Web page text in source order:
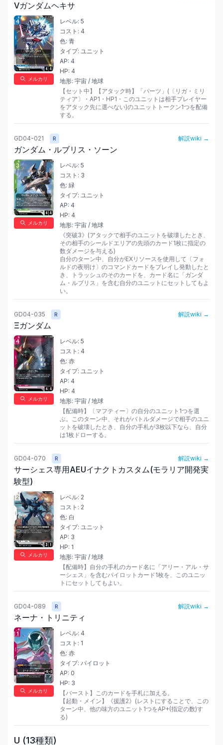
Vガンダムヘキサ
メルカリ
レベル: 5
コスト: 4
色: 青
タイプ: ユニット
AP: 4
HP: 4
地形: 宇宙 / 地球
【セット中】【アタック時】「パーツ」(〔リガ・ミリ
ティア〕・AP1・HP1・このユニットは相手プレイヤー
をアタック先に選べない)のユニットトークン1つを配備
する。
GD04-021 R 解説wiki →
ガンダム・ルブリス・ソーン
メルカリ
レベル: 5
コスト: 3
色: 緑
タイプ: ユニット
AP: 4
HP: 4
地形: 宇宙 / 地球
《突破3》(アタックで相手のユニットを破壊したとき、
その相手のシールドエリアの先頭のカード1枚に指定の
数ダメージを与える)
自分のターン中、自分がEXリソースを使用して〔フォ
ルドの夜明け〕のコマンドカードをプレイし発動したと
き、トラッシュのそのカードを、カード名に「ガンダ
ム・ルブリス」を含む自分のユニットにセットしてもよ
い。
GD04-035 R 解説wiki →
Ξガンダム
メルカリ
レベル: 5
コスト: 4
色: 赤
タイプ: ユニット
AP: 4
HP: 4
地形: 宇宙 / 地球
【配備時】〔マフティー〕の自分のユニット1つを選
ぶ。このターン中、それがバトルダメージで相手のユニ
ットを破壊したとき、自分の手札が3枚以下なら、自分
は1枚ドローする。
GD04-070 R 解説wiki →
サーシェス専用AEUイナクトカスタム(モラリア開発実
験型)
メルカリ
レベル: 2
コスト: 2
色: 白
タイプ: ユニット
AP: 3
HP: 1
地形: 宇宙 / 地球
【配備時】自分の手札のカード名に「アリー・アル・サ
ーシェス」を含むパイロットカード1枚を、このユニッ
トにセットしてもよい。
GD04-089 R 解説wiki →
ネーナ・トリニティ
メルカリ
レベル: 4
コスト: 1
色: 赤
タイプ: パイロット
AP: 0
HP: 3
【バースト】このカードを手札に加える。
【起動・メイン】《援護2》(レストにすることで、この
ターン中、他の味方のユニット1つをAP+(指定の数)す
る)
U (13種類)